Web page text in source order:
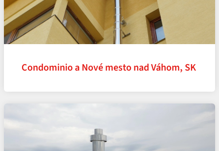
Condominio a Nové mesto nad Váhom, SK